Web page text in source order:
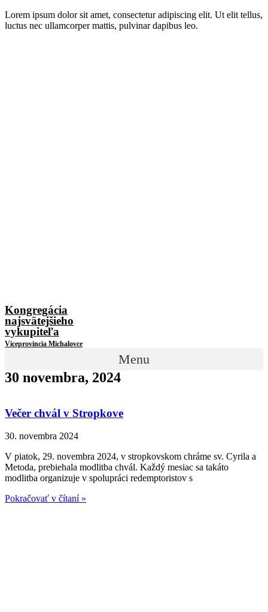
Lorem ipsum dolor sit amet, consectetur adipiscing elit. Ut elit tellus,
luctus nec ullamcorper mattis, pulvinar dapibus leo.
Kongregácia
najsvätejšieho
vykupiteľa
Viceprovincia Michalovce
Menu
30 novembra, 2024
Večer chvál v Stropkove
30. novembra 2024
V piatok, 29. novembra 2024, v stropkovskom chráme sv. Cyrila a
Metoda, prebiehala modlitba chvál. Každý mesiac sa takáto
modlitba organizuje v spolupráci redemptoristov s
Pokračovať v čítaní »